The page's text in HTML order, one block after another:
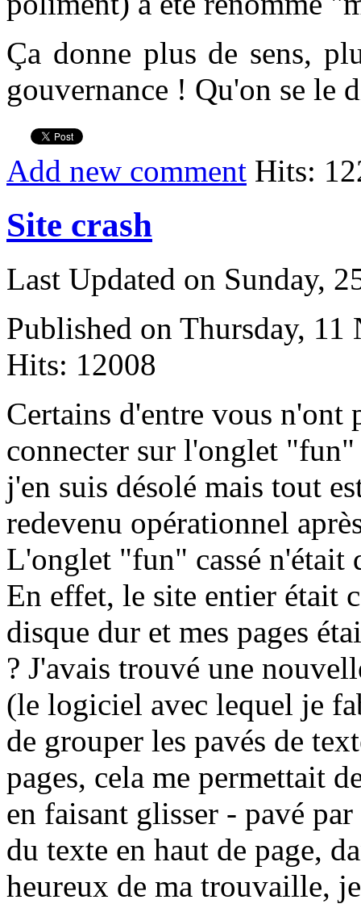
Ça donne plus de sens,
gouvernance ! Qu'on se le
Add new comment Hits:
Site crash
Last Updated on Sunday,
Published on Thursday,
Hits: 12008
Certains d'entre vous n'ont
connecter sur l'onglet
j'en suis désolé mais tout
redevenu opérationnel
L'onglet "fun" cassé n'était
En effet, le site entier était
disque dur et mes pages
? J'avais trouvé une
(le logiciel avec lequel je
de grouper les pavés de
pages, cela me permettait
en faisant glisser - pavé
du texte en haut de page,
heureux de ma trouvaille,